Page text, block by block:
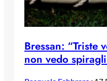
Bressan: “Triste
non vedo